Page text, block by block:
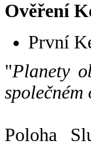
Ověření
První
"Planety
společném
Poloha